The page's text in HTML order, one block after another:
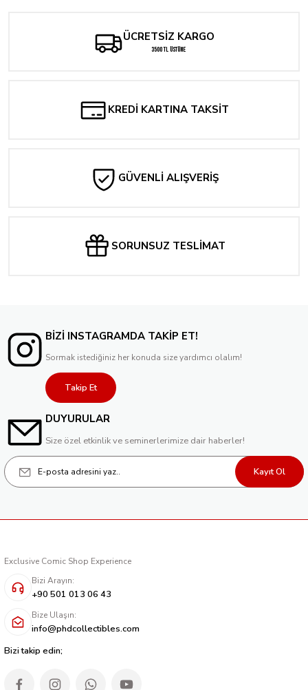
Red Hot Chili Peppers - Californication
Red Hot Chili Peppers - Greatest Hits
ÜCRETSİZ KARGO
3500 TL ÜSTÜNE
KREDİ KARTINA TAKSİT
GÜVENLİ ALIŞVERİŞ
SORUNSUZ TESLİMAT
BİZİ INSTAGRAMDA TAKİP ET!
Sormak istediğiniz her konuda size yardımcı olalım!
Takip Et
DUYURULAR
Size özel etkinlik ve seminerlerimize dair haberler!
Kayıt Ol
Exclusive Comic Shop Experience
Bizi Arayın:
+90 501 013 06 43
Bize Ulaşın:
info@phdcollectibles.com
Bizi takip edin;